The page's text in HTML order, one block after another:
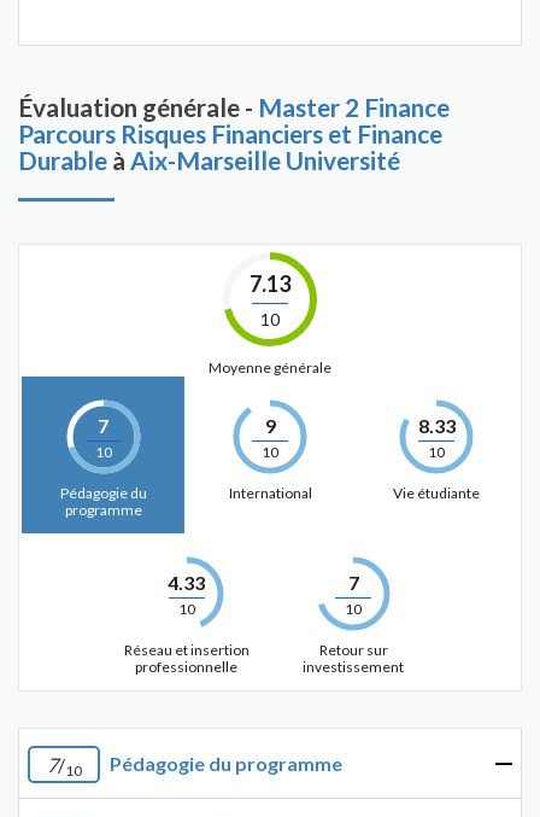
Évaluation générale - Master 2 Finance
Parcours Risques Financiers et Finance
Durable à Aix-Marseille Université
7.13
10
Moyenne générale
7
10
Pédagogie du
programme
9
10
International
8.33
10
Vie étudiante
4.33
10
Réseau et insertion
professionnelle
7
10
Retour sur
investissement
7/10 Pédagogie du programme